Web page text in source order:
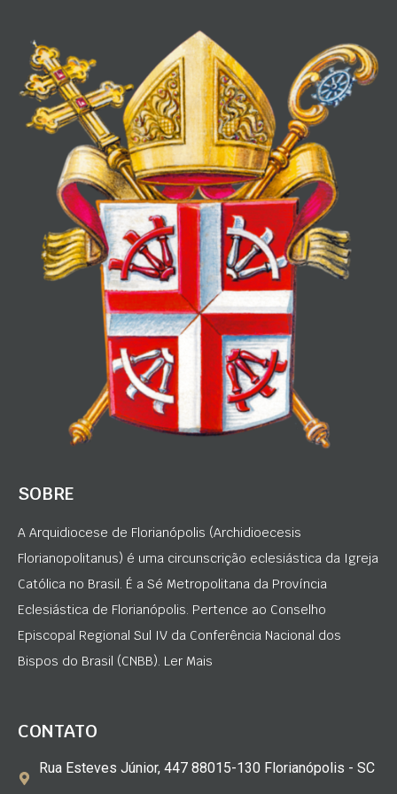
SOBRE
A Arquidiocese de Florianópolis (Archidioecesis
Florianopolitanus) é uma circunscrição eclesiástica da Igreja
Católica no Brasil. É a Sé Metropolitana da Província
Eclesiástica de Florianópolis. Pertence ao Conselho
Episcopal Regional Sul IV da Conferência Nacional dos
Bispos do Brasil (CNBB). Ler Mais
CONTATO
Rua Esteves Júnior, 447 88015-130 Florianópolis - SC